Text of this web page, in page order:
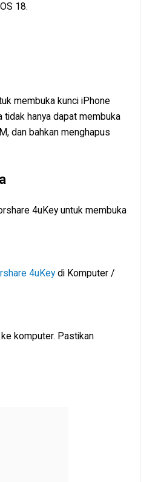
18.
membuka kunci iPhone
tidak hanya dapat membuka
dan bahkan menghapus
4uKey untuk membuka
4uKey di Komputer /
komputer. Pastikan